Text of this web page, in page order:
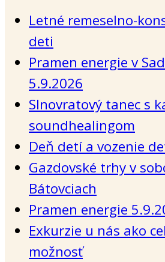
Letné remeselno-
deti
Pramen energie v
5.9.2026
Slnovratový tanec s
soundhealingom
Deň detí a vozenie
Gazdovské trhy v
Bátovciach
Pramen energie
Exkurzie u nás ako
možnosť